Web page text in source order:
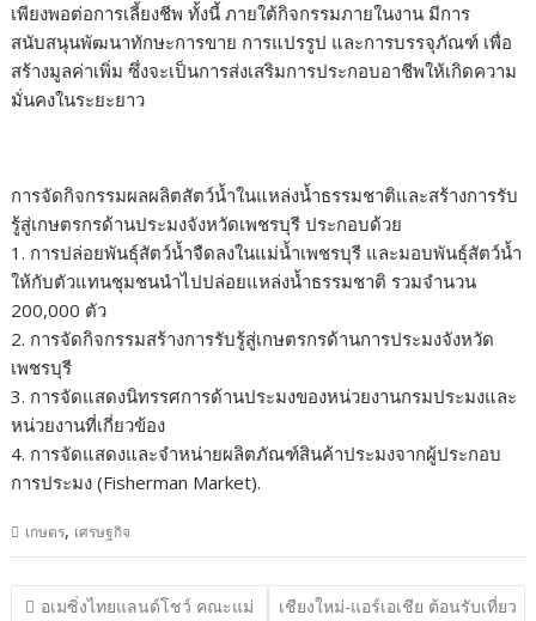
เพียงพอต่อการเลี้ยงชีพ ทั้งนี้ ภายใต้กิจกรรมภายในงาน มีการ
สนับสนุนพัฒนาทักษะการขาย การแปรรูป และการบรรจุภัณฑ์ เพื่อ
สร้างมูลค่าเพิ่ม ซึ่งจะเป็นการส่งเสริมการประกอบอาชีพให้เกิดความ
มั่นคงในระยะยาว
การจัดกิจกรรมผลผลิตสัตว์น้ำในแหล่งน้ำธรรมชาติและสร้างการรับ
รู้สู่เกษตรกรด้านประมงจังหวัดเพชรบุรี ประกอบด้วย
1. การปล่อยพันธุ์สัตว์น้ำจืดลงในแม่น้ำเพชรบุรี และมอบพันธุ์สัตว์น้ำ
ให้กับตัวแทนชุมชนนำไปปล่อยแหล่งน้ำธรรมชาติ รวมจำนวน
200,000 ตัว
2. การจัดกิจกรรมสร้างการรับรู้สู่เกษตรกรด้านการประมงจังหวัด
เพชรบุรี
3. การจัดแสดงนิทรรศการด้านประมงของหน่วยงานกรมประมงและ
หน่วยงานที่เกี่ยวข้อง
4. การจัดแสดงและจำหน่ายผลิตภัณฑ์สินค้าประมงจากผู้ประกอบ
การประมง (Fisherman Market).
เกษตร, เศรษฐกิจ
แนะแนว
อเมซิ่งไทยแลนด์โชว์ คณะแม่
เชียงใหม่-แอร์เอเชีย ต้อนรับเที่ยว